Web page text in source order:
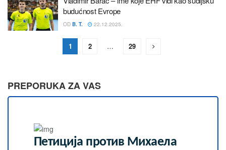
budućnost Evrope
OD B. T. 22.12.2025.
1 2 … 29
PREPORUKA ZA VAS
Петиција против Михаела